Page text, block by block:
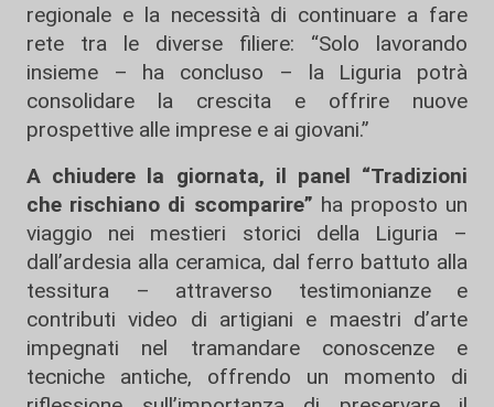
regionale e la necessità di continuare a fare
rete tra le diverse filiere: “Solo lavorando
insieme – ha concluso – la Liguria potrà
consolidare la crescita e offrire nuove
prospettive alle imprese e ai giovani.”
A chiudere la giornata, il panel “Tradizioni
che rischiano di scomparire” ha proposto un
viaggio nei mestieri storici della Liguria –
dall’ardesia alla ceramica, dal ferro battuto alla
tessitura – attraverso testimonianze e
contributi video di artigiani e maestri d’arte
impegnati nel tramandare conoscenze e
tecniche antiche, offrendo un momento di